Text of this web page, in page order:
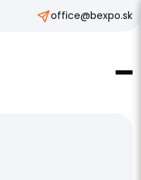
office@bexpo.sk